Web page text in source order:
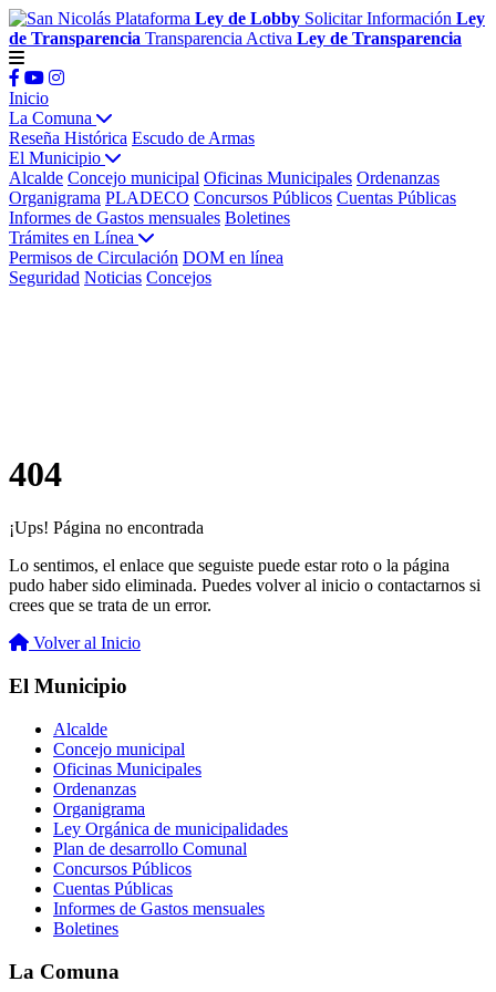
Plataforma Ley de Lobby Solicitar Información Ley
de Transparencia Transparencia Activa Ley de Transparencia
Inicio
La Comuna
Reseña Histórica Escudo de Armas
El Municipio
Alcalde Concejo municipal Oficinas Municipales Ordenanzas
Organigrama PLADECO Concursos Públicos Cuentas Públicas
Informes de Gastos mensuales Boletines
Trámites en Línea
Permisos de Circulación DOM en línea
Seguridad Noticias Concejos
404
¡Ups! Página no encontrada
Lo sentimos, el enlace que seguiste puede estar roto o la página
pudo haber sido eliminada. Puedes volver al inicio o contactarnos si
crees que se trata de un error.
Volver al Inicio
El Municipio
Alcalde
Concejo municipal
Oficinas Municipales
Ordenanzas
Organigrama
Ley Orgánica de municipalidades
Plan de desarrollo Comunal
Concursos Públicos
Cuentas Públicas
Informes de Gastos mensuales
Boletines
La Comuna